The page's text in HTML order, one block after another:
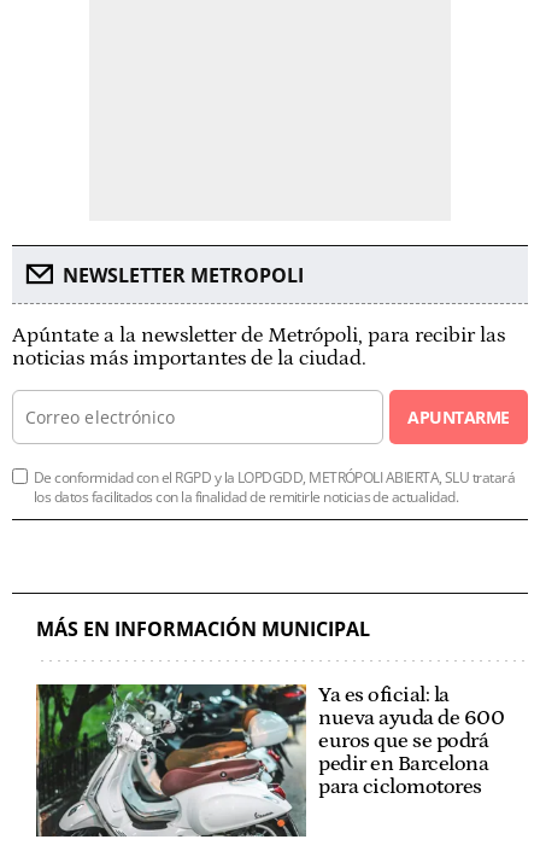
NEWSLETTER METROPOLI
Apúntate a la newsletter de Metrópoli, para recibir las
noticias más importantes de la ciudad.
APUNTARME
De conformidad con el RGPD y la LOPDGDD, METRÓPOLI ABIERTA, SLU tratará
los datos facilitados con la finalidad de remitirle noticias de actualidad.
MÁS EN INFORMACIÓN MUNICIPAL
Ya es oficial: la
nueva ayuda de 600
euros que se podrá
pedir en Barcelona
para ciclomotores